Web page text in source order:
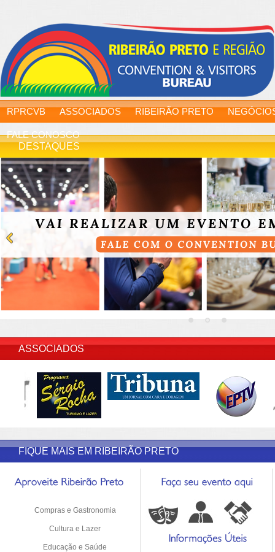
RPRCVB ASSOCIADOS RIBEIRÃO PRETO
FALE CONOSCO
DESTAQUES
ASSOCIADOS
FIQUE MAIS EM RIBEIRÃO PRETO
Compras e Gastronomia
Cultura e Lazer
Educação e Saúde